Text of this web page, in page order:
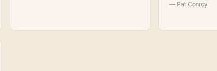
— Pat Conroy